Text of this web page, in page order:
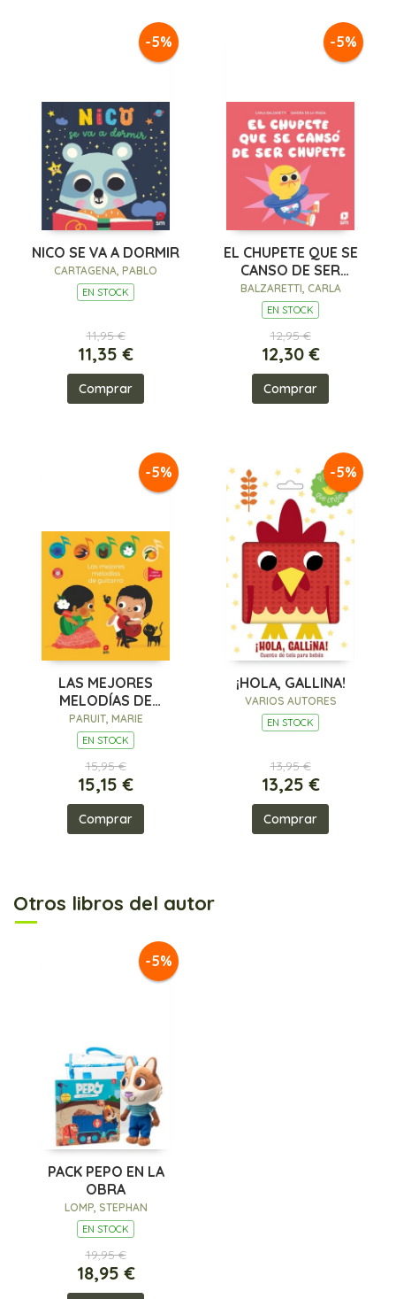
-5%
NICO SE VA A DORMIR
CARTAGENA, PABLO
EN STOCK
11,95 €
11,35 €
Comprar
-5%
EL CHUPETE QUE SE
CANSO DE SER
CHUPETE
BALZARETTI, CARLA
EN STOCK
12,95 €
12,30 €
Comprar
-5%
LAS MEJORES
MELODÍAS DE
GUITARRA
PARUIT, MARIE
EN STOCK
15,95 €
15,15 €
Comprar
-5%
¡HOLA, GALLINA!
VARIOS AUTORES
EN STOCK
13,95 €
13,25 €
Comprar
Otros libros del autor
-5%
PACK PEPO EN LA
OBRA
LOMP, STEPHAN
EN STOCK
19,95 €
18,95 €